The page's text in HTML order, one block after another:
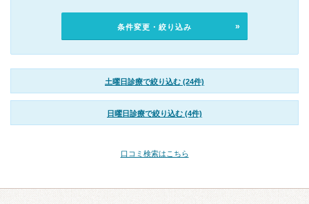
条件変更・絞り込み
土曜日診療で絞り込む (24件)
日曜日診療で絞り込む (4件)
口コミ検索はこちら